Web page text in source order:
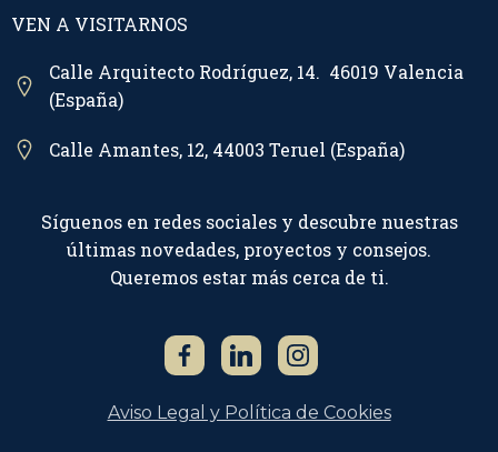
VEN A VISITARNOS
Calle Arquitecto Rodríguez, 14. 46019 Valencia
(España)
Calle Amantes, 12, 44003 Teruel (España)
Síguenos en redes sociales y descubre nuestras
últimas novedades, proyectos y consejos.
Queremos estar más cerca de ti.
Aviso Legal y Política de Cookies